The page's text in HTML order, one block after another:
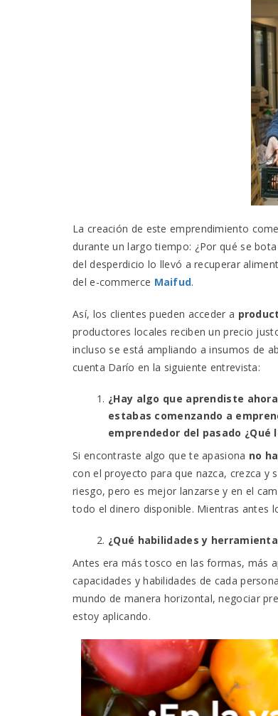
La creación de este emprendimiento
durante un largo tiempo: ¿Por qué se
del desperdicio lo llevó a recuperar
del e-commerce Maifud.
Así, los clientes pueden acceder a
productores locales reciben un precio
incluso se está ampliando a insumos de
cuenta Darío en la siguiente entrevista:
¿Hay algo que aprendiste
estabas comenzando a
emprendedor del pasado ¿Qué
Si encontraste algo que te apasiona no
con el proyecto para que nazca, crezca y
riesgo, pero es mejor lanzarse y en el
todo el dinero disponible. Mientras antes
¿Qué habilidades y
Antes era más tosco en las formas, más
capacidades y habilidades de cada
mundo de manera horizontal, negociar
estoy aplicando.